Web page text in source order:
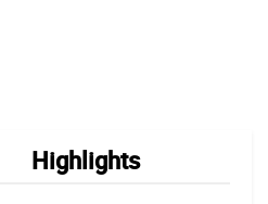
Highlights